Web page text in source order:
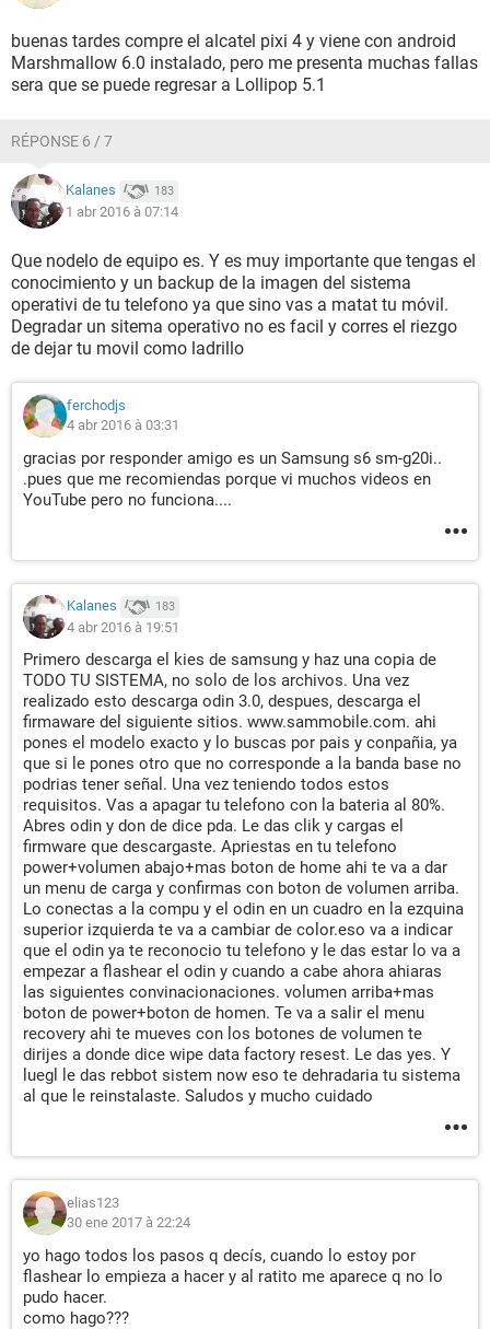
buenas tardes compre el alcatel pixi 4 y viene con android
Marshmallow 6.0 instalado, pero me presenta muchas fallas
sera que se puede regresar a Lollipop 5.1
RÉPONSE 6 / 7
Kalanes 183
1 abr 2016 à 07:14
Que nodelo de equipo es. Y es muy importante que tengas el
conocimiento y un backup de la imagen del sistema
operativi de tu telefono ya que sino vas a matat tu móvil.
Degradar un sitema operativo no es facil y corres el riezgo
de dejar tu movil como ladrillo
ferchodjs
4 abr 2016 à 03:31
gracias por responder amigo es un Samsung s6 sm-g20i..
.pues que me recomiendas porque vi muchos videos en
YouTube pero no funciona....
Kalanes 183
4 abr 2016 à 19:51
Primero descarga el kies de samsung y haz una copia de
TODO TU SISTEMA, no solo de los archivos. Una vez
realizado esto descarga odin 3.0, despues, descarga el
firmaware del siguiente sitios. www.sammobile.com. ahi
pones el modelo exacto y lo buscas por pais y conpañia, ya
que si le pones otro que no corresponde a la banda base no
podrias tener señal. Una vez teniendo todos estos
requisitos. Vas a apagar tu telefono con la bateria al 80%.
Abres odin y don de dice pda. Le das clik y cargas el
firmware que descargaste. Apriestas en tu telefono
power+volumen abajo+mas boton de home ahi te va a dar
un menu de carga y confirmas con boton de volumen arriba.
Lo conectas a la compu y el odin en un cuadro en la ezquina
superior izquierda te va a cambiar de color.eso va a indicar
que el odin ya te reconocio tu telefono y le das estar lo va a
empezar a flashear el odin y cuando a cabe ahora ahiaras
las siguientes convinacionaciones. volumen arriba+mas
boton de power+boton de homen. Te va a salir el menu
recovery ahi te mueves con los botones de volumen te
dirijes a donde dice wipe data factory resest. Le das yes. Y
luegl le das rebbot sistem now eso te dehradaria tu sistema
al que le reinstalaste. Saludos y mucho cuidado
elias123
30 ene 2017 à 22:24
yo hago todos los pasos q decís, cuando lo estoy por
flashear lo empieza a hacer y al ratito me aparece q no lo
pudo hacer.
como hago???